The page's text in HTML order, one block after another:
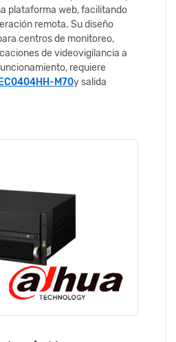
plataforma web, facilitando
remota. Su diseño
centros de monitoreo,
de videovigilancia a
requiere
M70y salida